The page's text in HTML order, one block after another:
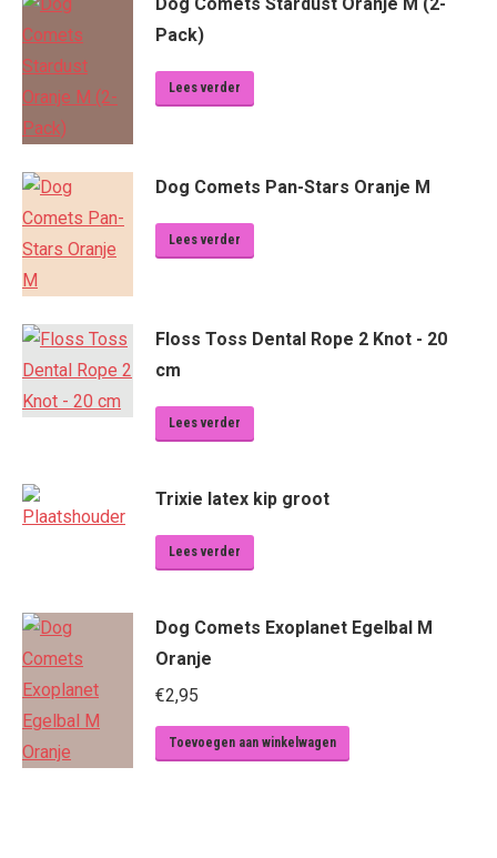
Pack)
Lees verder
Dog Comets Pan-Stars Oranje M
Lees verder
Floss Toss Dental Rope 2 Knot - 20
cm
Lees verder
Trixie latex kip groot
Lees verder
Dog Comets Exoplanet Egelbal M
Oranje
€2,95
Toevoegen aan winkelwagen